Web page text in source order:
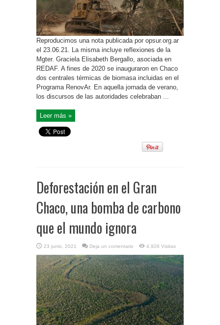
Reproducimos una nota publicada por opsur.org.ar
el 23.06.21. La misma incluye reflexiones de la
Mgter. Graciela Elisabeth Bergallo, asociada en
REDAF. A fines de 2020 se inauguraron en Chaco
dos centrales térmicas de biomasa incluidas en el
Programa RenovAr. En aquella jornada de verano,
los discursos de las autoridades celebraban ...
Leer más »
Deforestación en el Gran
Chaco, una bomba de carbono
que el mundo ignora
23 junio, 2021 Deja un comentario 4,926 Visitas